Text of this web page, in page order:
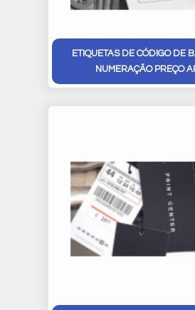
ETIQUETAS DE CÓDIGO DE
NUMERAÇÃO PREÇO